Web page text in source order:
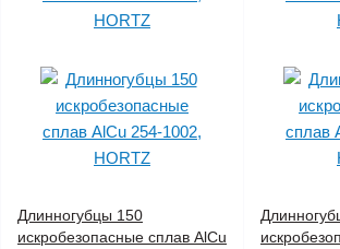
Длинногубцы 150
искробезопасные сплав AlCu